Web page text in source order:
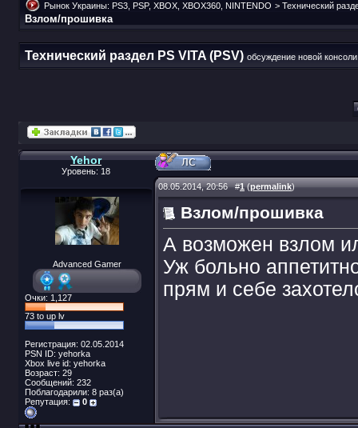
Рынок Украины: PS3, PSP, XBOX, XBOX360, NINTENDO > Технический
Взлом/прошивка
Технический раздел PS VITA (PSV) обсуждение новой консоли
Yehor
Уровень: 18
Advanced Gamer
Очки: 1,127
73 to up lv
Регистрация: 02.05.2014
PSN ID: yehorka
Xbox live id: yehorka
Возраст: 29
Сообщений: 232
Поблагодарили: 8 раз(а)
Репутация:
0
08.05.2014, 20:56#1(permalink)
Взлом/прошивка
А возможен взлом
Уж больно
прям и себе